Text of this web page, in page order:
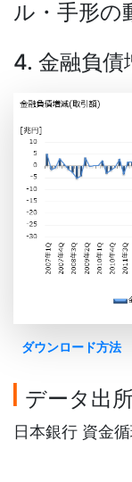
ル・手形の
4. 金融負債
ダウンロード方法
データ出所
日本銀行 資金